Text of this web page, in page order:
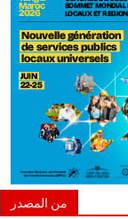
من المصدر